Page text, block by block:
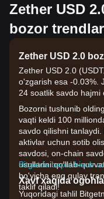
Zether USD
bozor
Zether USD 2.0
Zether USD 2.0
o'zgarish esa -0.03%.
24 soatlik savdo hajmi
Bozorni tushunib
vaqti keldi 100
savdo qilishni
aktivlar uchun sotib
savdosi, on-chain
usullarini qo'llab-
bo'yicha eng qulay
taklif qiladi!
Bitgetda bepul hisob
Xavf xaqida
Yuqoridagi tahlil